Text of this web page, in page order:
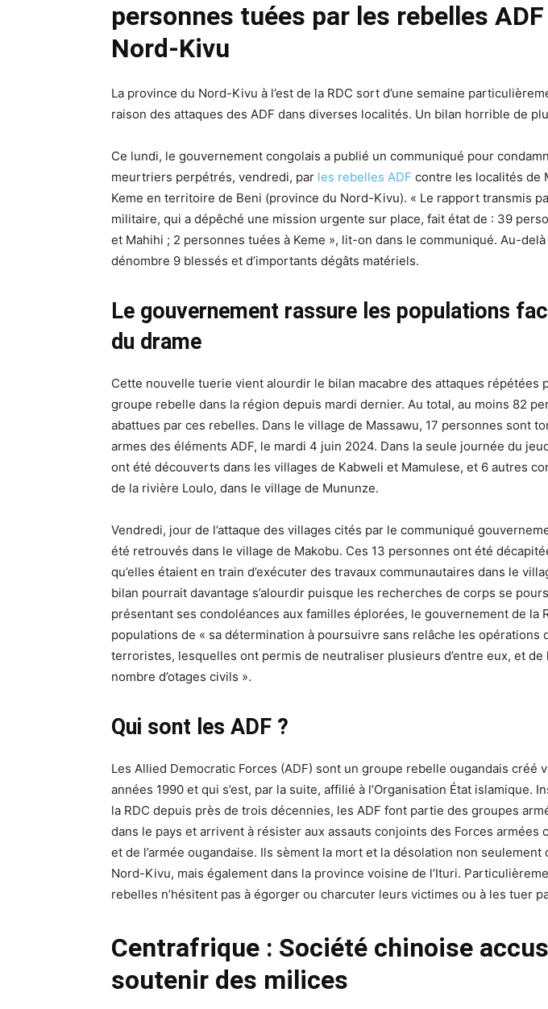
personnes tuées par les rebelles
Nord-Kivu
La province du Nord-Kivu à l’est de la RDC sort d’une semaine
raison des attaques des ADF dans diverses localités. Un bilan horrible de
Ce lundi, le gouvernement congolais a publié un communiqué pour
meurtriers perpétrés, vendredi, par les rebelles ADF contre les localités de
Keme en territoire de Beni (province du Nord-Kivu). « Le rapport transmis
militaire, qui a dépêché une mission urgente sur place, fait état de : 39
et Mahihi ; 2 personnes tuées à Keme », lit-on dans le communiqué. Au-
dénombre 9 blessés et d’importants dégâts matériels.
Le gouvernement rassure les populations
du drame
Cette nouvelle tuerie vient alourdir le bilan macabre des attaques répétées
groupe rebelle dans la région depuis mardi dernier. Au total, au moins 82
abattues par ces rebelles. Dans le village de Massawu, 17 personnes sont
armes des éléments ADF, le mardi 4 juin 2024. Dans la seule journée du
ont été découverts dans les villages de Kabweli et Mamulese, et 6 autres
de la rivière Loulo, dans le village de Mununze.
Vendredi, jour de l’attaque des villages cités par le communiqué
été retrouvés dans le village de Makobu. Ces 13 personnes ont été
qu’elles étaient en train d’exécuter des travaux communautaires dans le
bilan pourrait davantage s’alourdir puisque les recherches de corps se
présentant ses condoléances aux familles éplorées, le gouvernement de la
populations de « sa détermination à poursuivre sans relâche les opérations
terroristes, lesquelles ont permis de neutraliser plusieurs d’entre eux, et de
nombre d’otages civils ».
Qui sont les ADF ?
Les Allied Democratic Forces (ADF) sont un groupe rebelle ougandais créé
années 1990 et qui s’est, par la suite, affilié à l’Organisation État islamique.
la RDC depuis près de trois décennies, les ADF font partie des groupes
dans le pays et arrivent à résister aux assauts conjoints des Forces armées
et de l’armée ougandaise. Ils sèment la mort et la désolation non seulement
Nord-Kivu, mais également dans la province voisine de l’Ituri.
rebelles n’hésitent pas à égorger ou charcuter leurs victimes ou à les tuer
Centrafrique : Société chinoise
soutenir des milices